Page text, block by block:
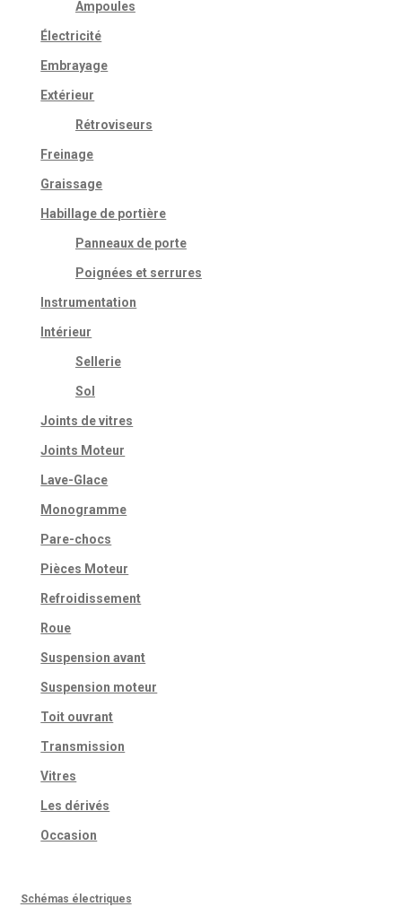
Ampoules
Électricité
Embrayage
Extérieur
Rétroviseurs
Freinage
Graissage
Habillage de portière
Panneaux de porte
Poignées et serrures
Instrumentation
Intérieur
Sellerie
Sol
Joints de vitres
Joints Moteur
Lave-Glace
Monogramme
Pare-chocs
Pièces Moteur
Refroidissement
Roue
Suspension avant
Suspension moteur
Toit ouvrant
Transmission
Vitres
Les dérivés
Occasion
Schémas électriques